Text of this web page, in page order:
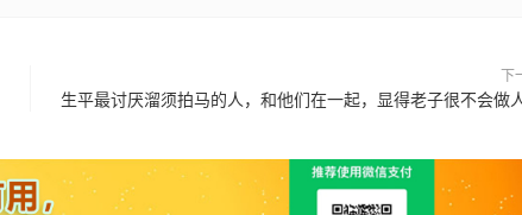
下
生平最讨厌溜须拍马的人，和他们在一起，显得老子很不会做